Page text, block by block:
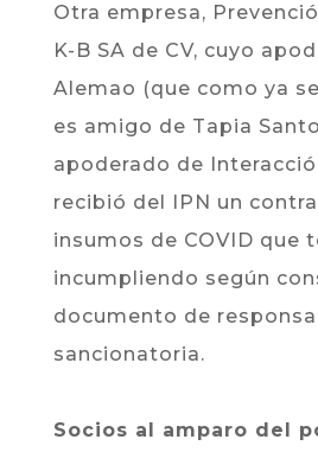
Otra empresa,
K-B SA de CV, cuyo
Alemao (que como ya
es amigo de Tapia
apoderado de
recibió del IPN un
insumos de COVID que
incumpliendo según
documento de
sancionatoria.
Socios al amparo del